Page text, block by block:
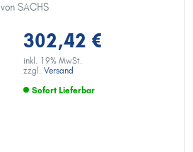
| von SACHS
302,42 €
inkl. 19% MwSt.
zzgl. Versand
Sofort Lieferbar